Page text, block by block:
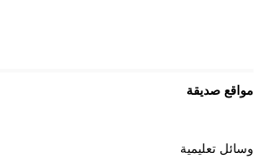
مواقع صديقة
وسائل تعليمية